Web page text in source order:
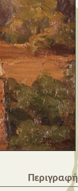
Περιγραφή